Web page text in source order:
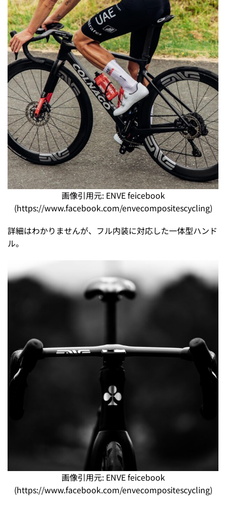
画像引用元: ENVE feicebook
(https://www.facebook.com/envecompositescycling)
詳細はわかりませんが、フル内装に対応した一体型ハンド
ル。
画像引用元: ENVE feicebook
(https://www.facebook.com/envecompositescycling)